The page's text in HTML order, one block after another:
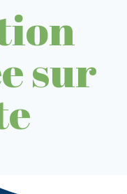
sur